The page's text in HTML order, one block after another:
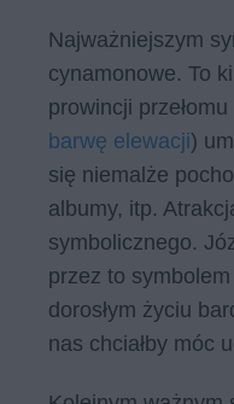
Najważniejszym
cynamonowe. To
prowincji
barwę elewacji)
się niemalże
albumy, itp.
symbolicznego.
przez to
dorosłym życiu
nas chciałby móc